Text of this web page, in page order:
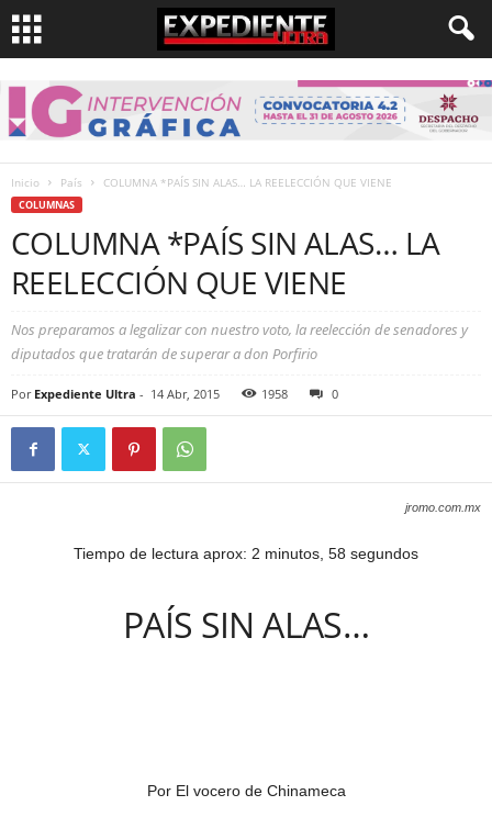
Inicio País COLUMNA *PAÍS SIN ALAS… LA REELECCIÓN QUE VIENE
COLUMNAS
COLUMNA *PAÍS SIN ALAS… LA
REELECCIÓN QUE VIENE
Nos preparamos a legalizar con nuestro voto, la reelección de senadores y
diputados que tratarán de superar a don Porfirio
Por Expediente Ultra - 14 Abr, 2015 1958 0
jromo.com.mx
Tiempo de lectura aprox: 2 minutos, 58 segundos
PAÍS SIN ALAS…
Por El vocero de Chinameca